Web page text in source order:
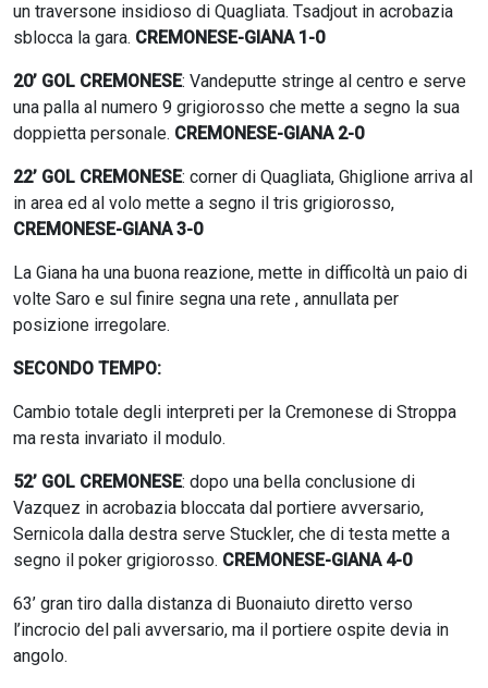
un traversone insidioso di Quagliata. Tsadjout in acrobazia
sblocca la gara. CREMONESE-GIANA 1-0
20’ GOL CREMONESE: Vandeputte stringe al centro e serve
una palla al numero 9 grigiorosso che mette a segno la sua
doppietta personale. CREMONESE-GIANA 2-0
22’ GOL CREMONESE: corner di Quagliata, Ghiglione arriva al
in area ed al volo mette a segno il tris grigiorosso,
CREMONESE-GIANA 3-0
La Giana ha una buona reazione, mette in difficoltà un paio di
volte Saro e sul finire segna una rete , annullata per
posizione irregolare.
SECONDO TEMPO:
Cambio totale degli interpreti per la Cremonese di Stroppa
ma resta invariato il modulo.
52’ GOL CREMONESE: dopo una bella conclusione di
Vazquez in acrobazia bloccata dal portiere avversario,
Sernicola dalla destra serve Stuckler, che di testa mette a
segno il poker grigiorosso. CREMONESE-GIANA 4-0
63’ gran tiro dalla distanza di Buonaiuto diretto verso
l’incrocio del pali avversario, ma il portiere ospite devia in
angolo.